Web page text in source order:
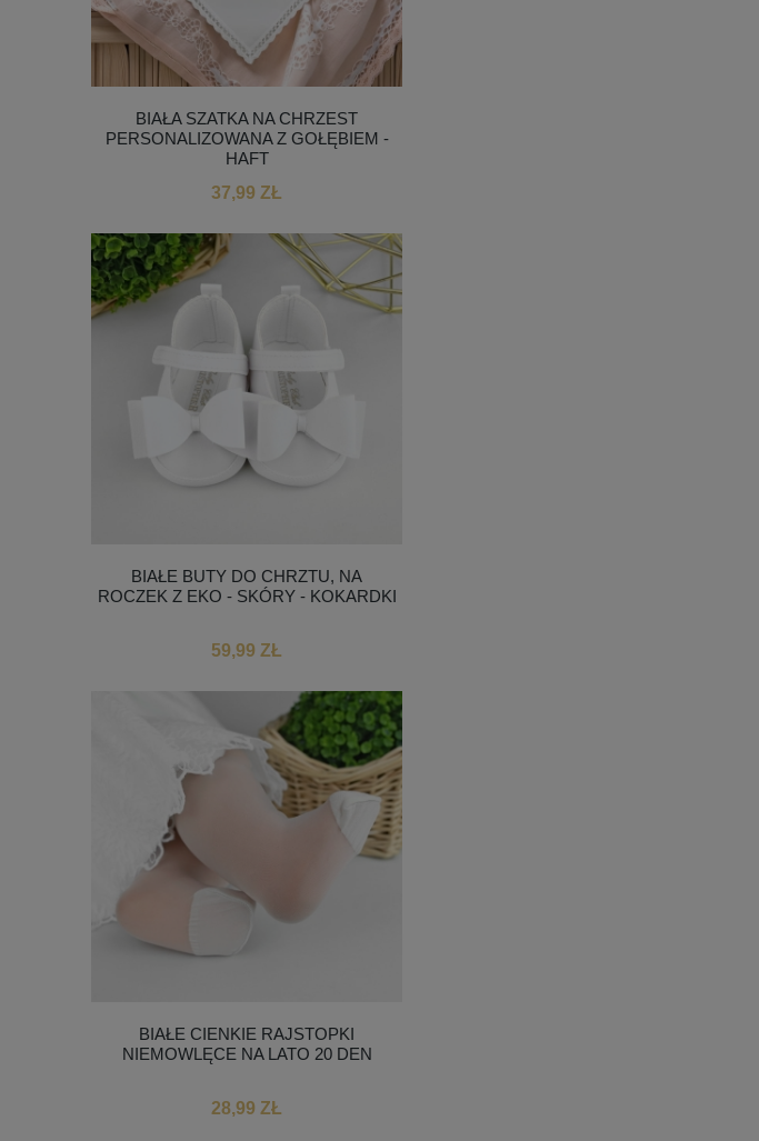
BIAŁA SZATKA NA CHRZEST
PERSONALIZOWANA Z GOŁĘBIEM -
HAFT
37,99 ZŁ
BIAŁE BUTY DO CHRZTU, NA
ROCZEK Z EKO - SKÓRY - KOKARDKI
59,99 ZŁ
BIAŁE CIENKIE RAJSTOPKI
NIEMOWLĘCE NA LATO 20 DEN
28,99 ZŁ